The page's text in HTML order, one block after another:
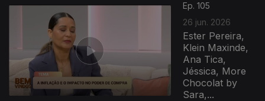
Ep. 105
26 jun. 2026
Ester Pereira,
Klein Maxinde,
Ana Tica,
Jéssica, More
Chocolat by
Sara,...